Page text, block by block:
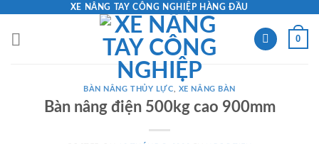
content
XE NÂNG TAY CÔNG NGHIỆP HÀNG ĐẦU
0
BÀN NÂNG THỦY LỰC XE NÂNG BÀN
Bàn nâng điện 500kg cao 900mm